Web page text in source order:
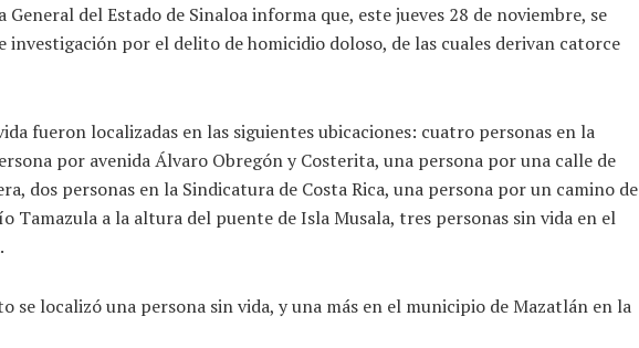
General del Estado de Sinaloa informa que, este jueves 28 de noviembre, se
investigación por el delito de homicidio doloso, de las cuales derivan catorce
fueron localizadas en las siguientes ubicaciones: cuatro personas en la
por avenida Álvaro Obregón y Costerita, una persona por una calle de
dos personas en la Sindicatura de Costa Rica, una persona por un camino de
Tamazula a la altura del puente de Isla Musala, tres personas sin vida en el
se localizó una persona sin vida, y una más en el municipio de Mazatlán en la